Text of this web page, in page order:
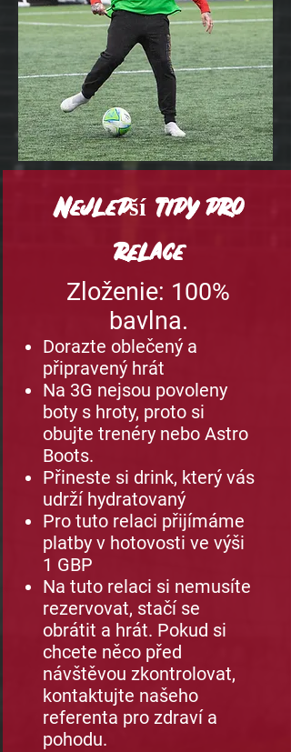
Nejlepší tipy pro
relace
Zloženie: 100%
bavlna.
Dorazte oblečený a
připravený hrát
Na 3G nejsou povoleny
boty s hroty, proto si
obujte trenéry nebo Astro
Boots.
Přineste si drink, který vás
udrží hydratovaný
Pro tuto relaci přijímáme
platby v hotovosti ve výši
1 GBP
Na tuto relaci si nemusíte
rezervovat, stačí se
obrátit a hrát. Pokud si
chcete něco před
návštěvou zkontrolovat,
kontaktujte našeho
referenta pro zdraví a
pohodu.